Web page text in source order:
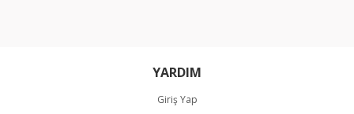
Bu ürüne benzer farklı alternatifler olmalı.
YARDIM
Giriş Yap